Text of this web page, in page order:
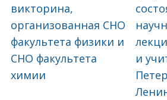
викторина,
организованная СНО
факультета физики и
СНО факультета
химии
и